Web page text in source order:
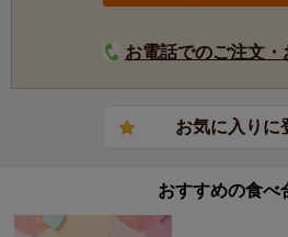
お電話でのご注文
おすすめの食べ